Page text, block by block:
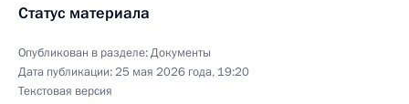
Статус материала
Опубликован в разделе:Документы
Дата публикации:25 мая 2026 года, 19:20
Текстовая версия